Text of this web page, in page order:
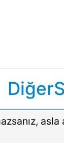
asla